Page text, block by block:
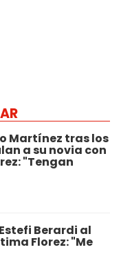
Martínez tras los
a su novia con
"Tengan
Berardi al
Florez: "Me